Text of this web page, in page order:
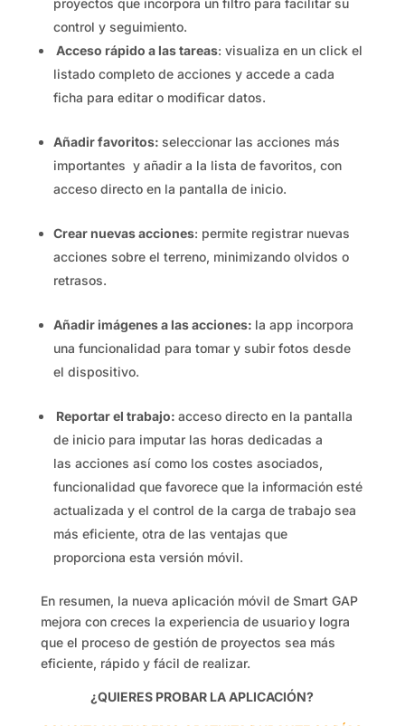
proyectos que incorpora un filtro para facilitar su
control y seguimiento.
Acceso rápido a las tareas: visualiza en un click el
listado completo de acciones y accede a cada
ficha para editar o modificar datos.
Añadir favoritos: seleccionar las acciones más
importantes y añadir a la lista de favoritos, con
acceso directo en la pantalla de inicio.
Crear nuevas acciones: permite registrar nuevas
acciones sobre el terreno, minimizando olvidos o
retrasos.
Añadir imágenes a las acciones: la app incorpora
una funcionalidad para tomar y subir fotos desde
el dispositivo.
Reportar el trabajo: acceso directo en la pantalla
de inicio para imputar las horas dedicadas a
las acciones así como los costes asociados,
funcionalidad que favorece que la información esté
actualizada y el control de la carga de trabajo sea
más eficiente, otra de las ventajas que
proporciona esta versión móvil.
En resumen, la nueva aplicación móvil de Smart GAP
mejora con creces la experiencia de usuario y logra
que el proceso de gestión de proyectos sea más
eficiente, rápido y fácil de realizar.
¿QUIERES PROBAR LA APLICACIÓN?